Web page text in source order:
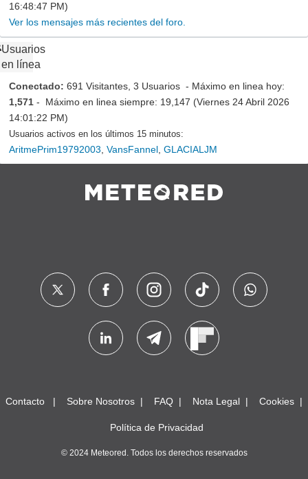
16:48:47 PM)
Ver los mensajes más recientes del foro.
Usuarios
en línea
Conectado: 691 Visitantes, 3 Usuarios - Máximo en linea hoy:
1,571 - Máximo en linea siempre: 19,147 (Viernes 24 Abril 2026
14:01:22 PM)
Usuarios activos en los últimos 15 minutos:
AritmePrim19792003 VansFannel GLACIALJM
Contacto Sobre Nosotros FAQ Nota Legal Cookies
Política de Privacidad
© 2024 Meteored. Todos los derechos reservados